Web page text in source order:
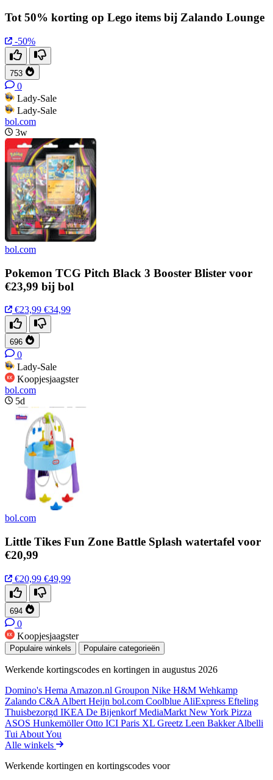
Tot 50% korting op Lego items bij Zalando Lounge
-50%
753
0
Lady-Sale
Lady-Sale
bol.com
3w
bol.com
Pokemon TCG Pitch Black 3 Booster Blister voor
€23,99 bij bol
€23,99 €34,99
696
0
Lady-Sale
Koopjesjaagster
bol.com
5d
bol.com
Little Tikes Fun Zone Battle Splash watertafel voor
€20,99
€20,99 €49,99
694
0
Koopjesjaagster
Populaire winkels Populaire categorieën
Werkende kortingscodes en kortingen in augustus 2026
Domino's Hema Amazon.nl Groupon Nike H&M Wehkamp
Zalando C&A Albert Heijn bol.com Coolblue AliExpress Efteling
Thuisbezorgd IKEA De BijenkorfMediaMarkt New York Pizza
ASOS HunkemöllerOtto ICI Paris XL Greetz Leen BakkerAlbelli
Tui About You
Alle winkels
Werkende kortingen en kortingscodes voor